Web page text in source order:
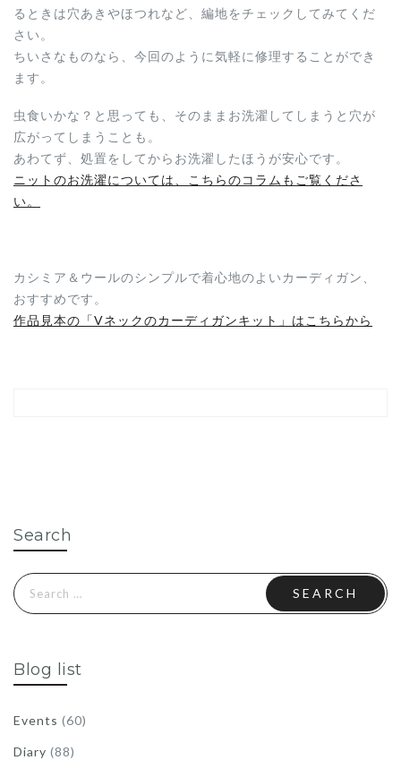
るときは穴あきやほつれなど、編地をチェックしてみてくだ
さい。
ちいさなものなら、今回のように気軽に修理することができ
ます。
虫食いかな？と思っても、そのままお洗濯してしまうと穴が
広がってしまうことも。
あわてず、処置をしてからお洗濯したほうが安心です。
ニットのお洗濯については、こちらのコラムもご覧くださ
い。
カシミア＆ウールのシンプルで着心地のよいカーディガン、
おすすめです。
作品見本の「Vネックのカーディガンキット」はこちらから
Search
Search
for:
Blog list
Events (60)
Diary (88)